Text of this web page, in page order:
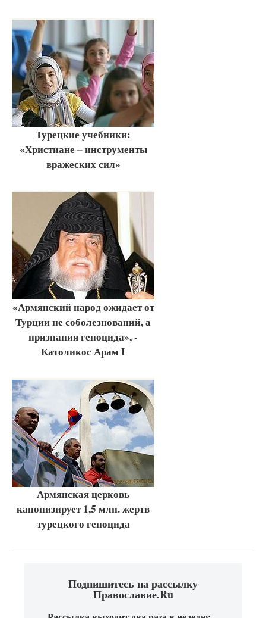
Турецкие учебники:
«Христиане – инструменты
вражеских сил»
«Армянский народ ожидает от
Турции не соболезнований, а
признания геноцида», -
Католикос Арам I
Армянская церковь
канонизирует 1,5 млн. жертв
турецкого геноцида
Подпишитесь на рассылку
Православие.Ru